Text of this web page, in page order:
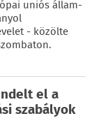
uniós állam-
- közölte
el a
szabályok